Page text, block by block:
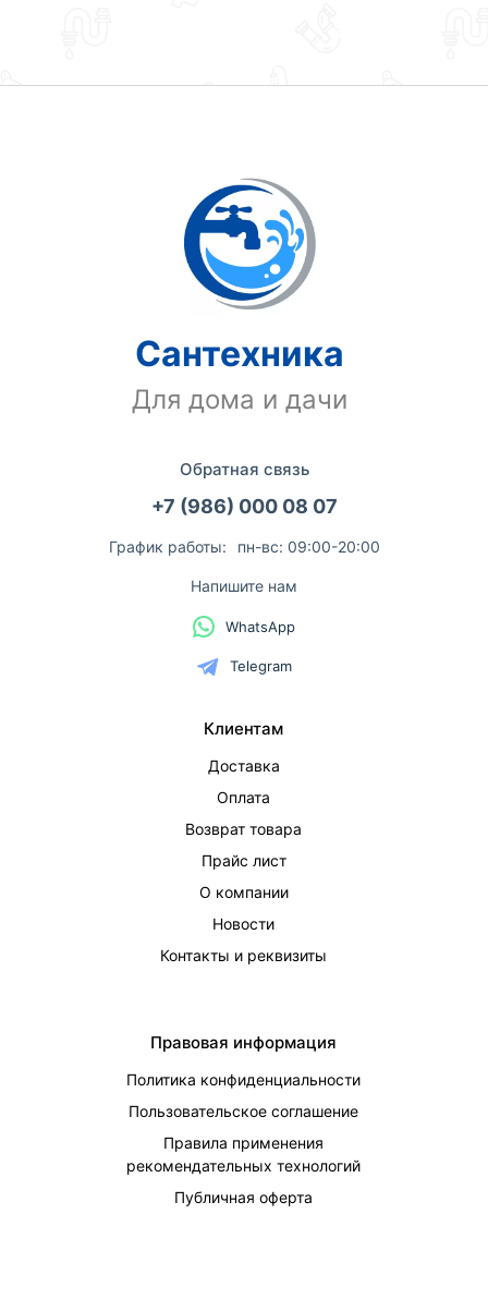
Сантехника
Для дома и дачи
Обратная связь
+7 (986) 000 08 07
График работы: пн-вс: 09:00-20:00
Напишите нам
WhatsApp
Telegram
Клиентам
Доставка
Оплата
Возврат товара
Прайс лист
О компании
Новости
Контакты и реквизиты
Правовая информация
Политика конфиденциальности
Пользовательское соглашение
Правила применения
рекомендательных технологий
Публичная оферта